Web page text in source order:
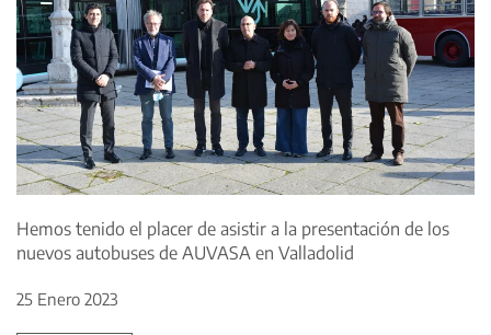
Hemos tenido el placer de asistir a la presentación de los
nuevos autobuses de AUVASA en Valladolid
25 Enero 2023